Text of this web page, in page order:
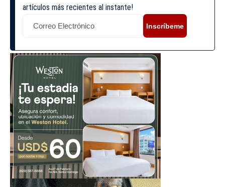
artículos más recientes al instante!
Inscríbeme